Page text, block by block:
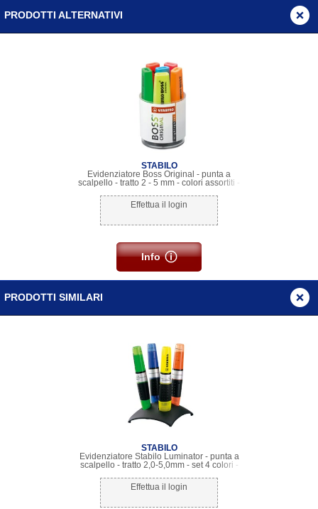
PRODOTTI ALTERNATIVI
STABILO
Evidenziatore Boss Original - punta a
scalpello - tratto 2 - 5 mm - colori assortiti -
Effettua il login
Info
PRODOTTI SIMILARI
STABILO
Evidenziatore Stabilo Luminator - punta a
scalpello - tratto 2,0-5,0mm - set 4 colori -
Effettua il login